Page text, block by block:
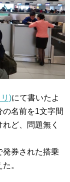
)にて書いたよ
の名前を1文字間
ど、問題無く
券された搭乗
。